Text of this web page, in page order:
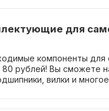
для
компоненты для
80 рублей! Вы сможете
вилки и